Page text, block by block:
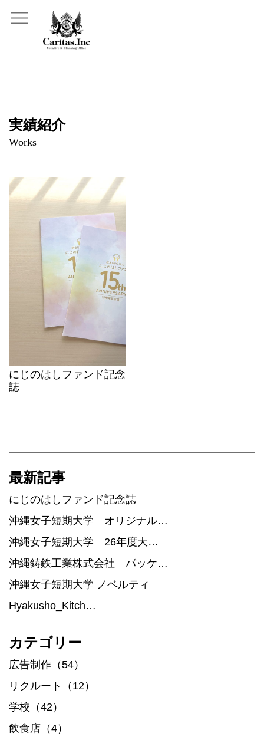
実績紹介
Works
にじのはしファンド記念
誌
最新記事
にじのはしファンド記念誌
沖縄女子短期大学 オリジナル…
沖縄女子短期大学 26年度大…
沖縄鋳鉄工業株式会社 パッケ…
沖縄女子短期大学 ノベルティ
Hyakusho_Kitch…
カテゴリー
広告制作（54）
リクルート（12）
学校（42）
飲食店（4）